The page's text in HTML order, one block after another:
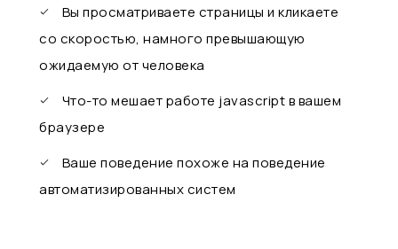
Вы просматриваете страницы и кликаете
со скоростью, намного превышающую
ожидаемую от человека
Что-то мешает работе javascript в вашем
браузере
Ваше поведение похоже на поведение
автоматизированных систем